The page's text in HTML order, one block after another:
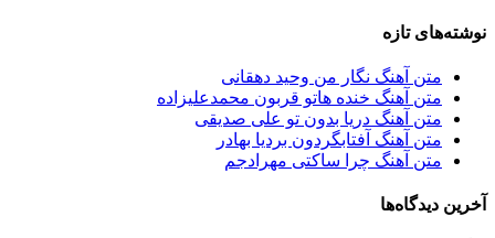
نوشته‌های تازه
متن آهنگ نگار من وحید دهقانی
متن آهنگ خنده هاتو قربون محمدعلیزاده
متن آهنگ دریا بدون تو علی صدیقی
متن آهنگ آفتابگردون بردیا بهادر
متن آهنگ چرا ساکتی مهرادجم
آخرین دیدگاه‌ها